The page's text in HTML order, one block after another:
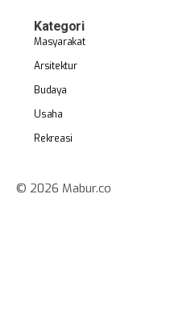
Kategori
Masyarakat
Arsitektur
Budaya
Usaha
Rekreasi
© 2026 Mabur.co